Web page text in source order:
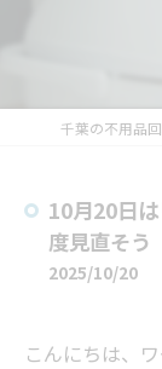
10月20日
度見直そう
2025/10/20
こんにちは、